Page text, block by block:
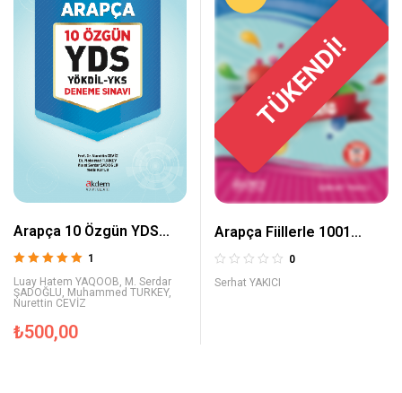
Arapça 10 Özgün YDS
Deneme Sınavı
5.00oy aldı
1
Luay Hatem YAQOOB M. Serdar
ŞADOĞLU Muhammed TURKEY,
Nurettin CEVİZ
₺500,00
TÜKENDİ!
Arapça Fiillerle 1001
Cümle
0
Serhat YAKICI